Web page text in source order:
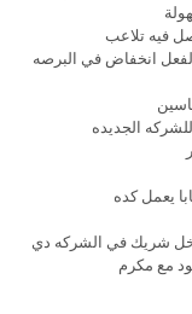
فيه تلاعب
انخفاض في البرصه
الجديده
يعمل كده
شريك في الشركه دي
مع مكرم